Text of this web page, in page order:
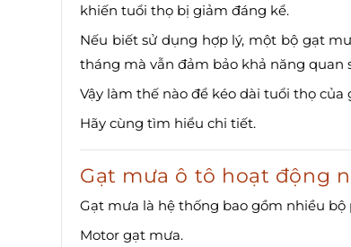
khiến tuổi thọ bị giảm đáng kể.
Nếu biết sử dụng hợp lý, một bộ gạt
tháng mà vẫn đảm bảo khả năng quan
Vậy làm thế nào để kéo dài tuổi thọ của
Hãy cùng tìm hiểu chi tiết.
Gạt mưa ô tô hoạt động
Gạt mưa là hệ thống bao gồm nhiều bộ
Motor gạt mưa.